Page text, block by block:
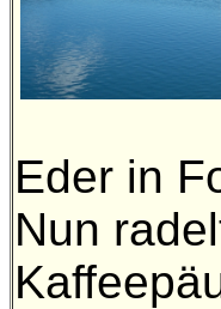
Eder in
Nun